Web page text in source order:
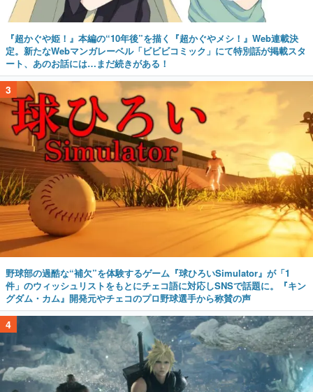
『超かぐや姫！』本編の“10年後”を描く『超かぐやメシ！』Web連載決
定。新たなWebマンガレーベル「ビビビコミック」にて特別話が掲載スタ
ート、あのお話には…まだ続きがある！
3
野球部の過酷な“補欠”を体験するゲーム『球ひろいSimulator』が「1
件」のウィッシュリストをもとにチェコ語に対応しSNSで話題に。『キン
グダム・カム』開発元やチェコのプロ野球選手から称賛の声
4